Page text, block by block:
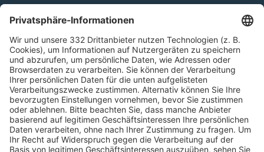
Kontakt
HÄUFIG BESUCHTE SEITEN
Pässe und Vereinswechsel
Trainerausbildung
Schulungsangebot Vereinsmitarbeiter
BFV-Geschäftsstellen
Trainerbörse